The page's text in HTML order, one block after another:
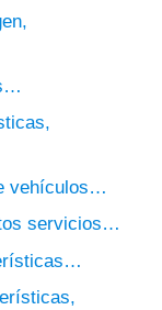
vehículos…
servicios…